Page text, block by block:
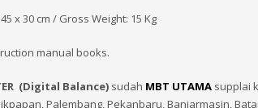
x 30 cm / Gross Weight: 15 Kg
manual books.
(Digital Balance) sudah MBT UTAMA supplai
Palembang, Pekanbaru, Banjarmasin,